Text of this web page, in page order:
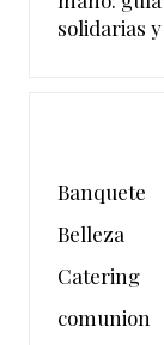
solidarias
Banquete
Belleza
Catering
comunion